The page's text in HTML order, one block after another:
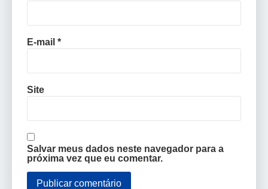
E-mail *
Site
Salvar meus dados neste navegador para a
próxima vez que eu comentar.